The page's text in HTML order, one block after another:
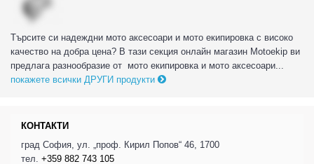
Търсите си надеждни мото аксесоари и мото екипировка с високо
качество на добра цена? В тази секция онлайн магазин Motoekip ви
предлага разнообразие от мото екипировка и мото аксесоари...
покажете всички ДРУГИ продукти
КОНТАКТИ
град София, ул. „проф. Кирил Попов“ 46, 1700
тел. +359 882 743 105